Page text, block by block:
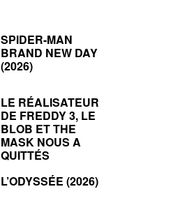
SPIDER-MAN
BRAND NEW DAY
(2026)
LE RÉALISATEUR
DE FREDDY 3, LE
BLOB ET THE
MASK NOUS A
QUITTÉS
L’ODYSSÉE (2026)